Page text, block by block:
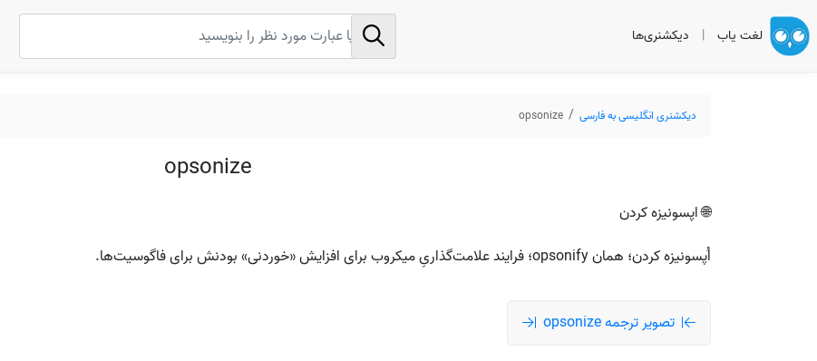
لغت یاب | دیکشنری‌ها
دیکشنری انگلیسی به فارسی opsonize
opsonize
🌐 اپسونیزه کردن
اُپسونیزه کردن؛ همان opsonify؛ فرایند علامت‌گذاریِ میکروب برای افزایش «خوردنی» بودنش برای فاگوسیت‌ها.
تصویر ترجمه opsonize